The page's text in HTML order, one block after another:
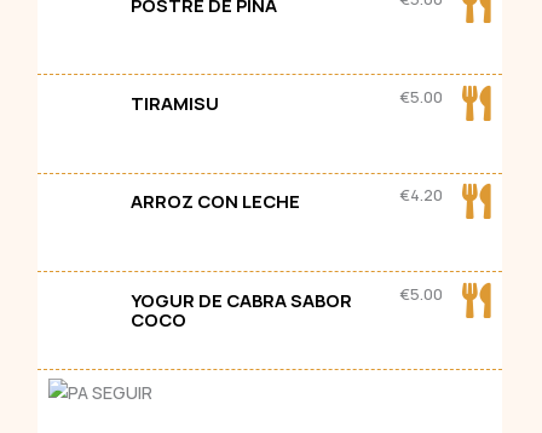
TIRAMISU €5.00
ARROZ CON LECHE €4.20
YOGUR DE CABRA SABOR
COCO
€5.00